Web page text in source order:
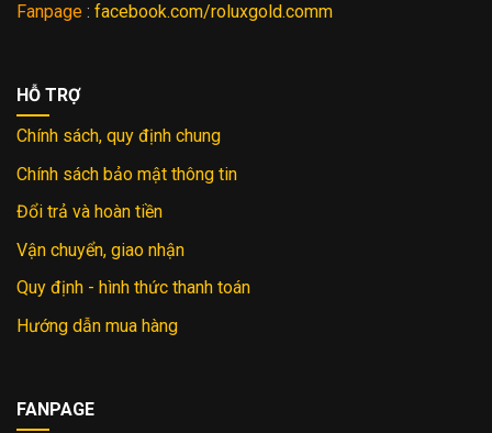
Fanpage : facebook.com/roluxgold.comm
HỖ TRỢ
Chính sách, quy định chung
Chính sách bảo mật thông tin
Đổi trả và hoàn tiền
Vận chuyển, giao nhận
Quy định - hình thức thanh toán
Hướng dẫn mua hàng
FANPAGE